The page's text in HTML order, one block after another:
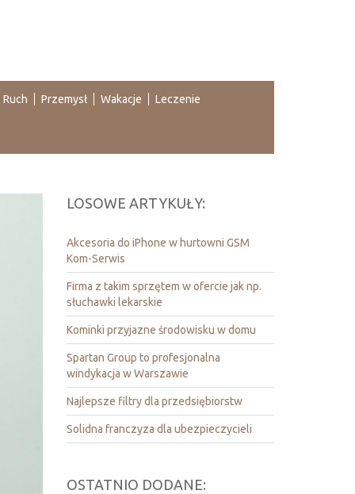
Ruch Przemysł Wakacje Leczenie
LOSOWE ARTYKUŁY:
Akcesoria do iPhone w hurtowni GSM
Kom-Serwis
Firma z takim sprzętem w ofercie jak np.
słuchawki lekarskie
Kominki przyjazne środowisku w domu
Spartan Group to profesjonalna
windykacja w Warszawie
Najlepsze filtry dla przedsiębiorstw
Solidna franczyza dla ubezpieczycieli
OSTATNIO DODANE: